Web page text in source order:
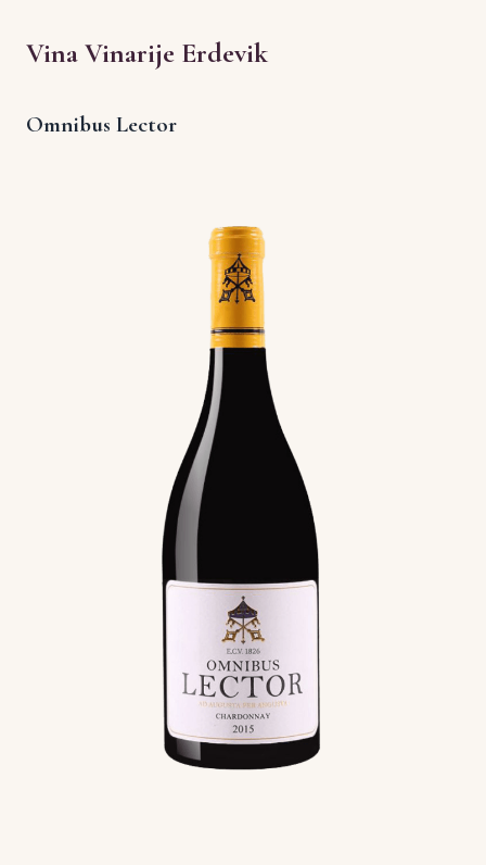
Vina Vinarije Erdevik
Omnibus Lector